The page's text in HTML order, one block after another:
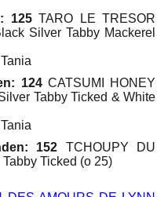
125TARO LE TRESOR
Silver Tabby Mackerel
124CATSUMI HONEY
Tabby Ticked & White
152 TCHOUPY DU
Ticked (o 25)